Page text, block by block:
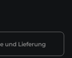
und Lieferung